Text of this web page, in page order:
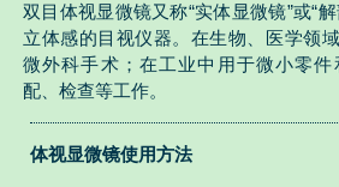
双目体视显微镜又称“实体显微镜”或“
立体感的目视仪器。在生物、医学领
微外科手术；在工业中用于微小零
配、检查等工作。
体视显微镜使用方法